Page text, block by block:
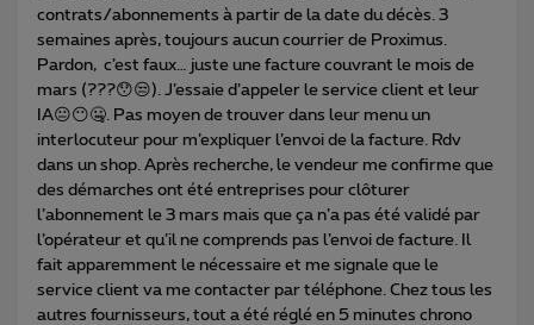
contrats/abonnements à partir de la date du décès. 3
semaines après, toujours aucun courrier de Proximus.
Pardon, c’est faux… juste une facture couvrant le mois de
mars (???😯😒). J’essaie d’appeler le service client et leur
IA😐😶🤐. Pas moyen de trouver dans leur menu un
interlocuteur pour m’expliquer l’envoi de la facture. Rdv
dans un shop. Après recherche, le vendeur me confirme que
des démarches ont été entreprises pour clôturer
l’abonnement le 3 mars mais que ça n’a pas été validé par
l’opérateur et qu’il ne comprends pas l’envoi de facture. Il
fait apparemment le nécessaire et me signale que le
service client va me contacter par téléphone. Chez tous les
autres fournisseurs, tout a été réglé en 5 minutes chrono